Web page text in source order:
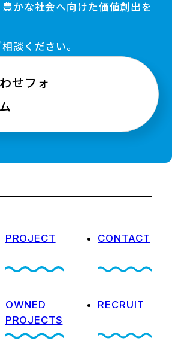
かな社会へ向けた価値創出を
談ください。
せフォ
PROJECT
OWNED
PROJECTS
CONTACT
RECRUIT